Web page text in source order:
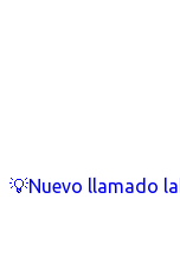
💡Nuevo llamado